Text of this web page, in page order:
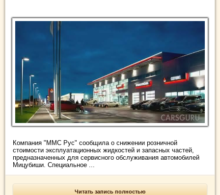
Компания "ММС Рус" сообщила о снижении розничной
стоимости эксплуатационных жидкостей и запасных частей,
предназначенных для сервисного обслуживания автомобилей
Мицубиши. Специальное ...
Читать запись полностью